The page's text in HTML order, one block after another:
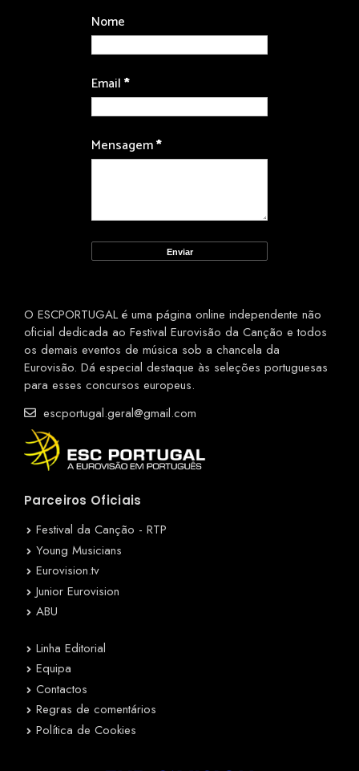
Nome
Email*
Mensagem*
O ESCPORTUGAL é uma página online independente não
oficial dedicada ao Festival Eurovisão da Canção e todos
os demais eventos de música sob a chancela da
Eurovisão. Dá especial destaque às seleções portuguesas
para esses concursos europeus.
escportugal.geral@gmail.com
Parceiros Oficiais
Festival da Canção - RTP
Young Musicians
Eurovision.tv
Junior Eurovision
ABU
Linha Editorial
Equipa
Contactos
Regras de comentários
Política de Cookies